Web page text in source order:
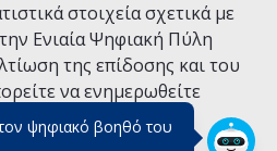
ψηφιακό βοηθό του
στοιχεία σχετικά με
Ενιαία Ψηφιακή Πύλη
της επίδοσης και του
να ενημερωθείτε
Cookies.
Ψηφιακής